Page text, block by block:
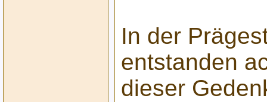
In der
entstanden
dieser